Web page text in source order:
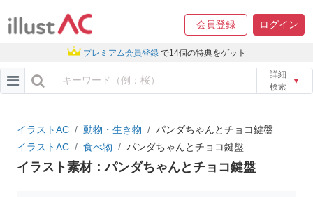
会員登録 ログイン
プレミアム会員登録 で14個の特典をゲット
詳細
検索
▼
イラストAC 動物・生き物
パンダちゃんとチョコ鍵盤
イラストAC
食べ物 パンダちゃんとチョコ鍵盤
イラスト素材：パンダちゃんとチョコ鍵盤